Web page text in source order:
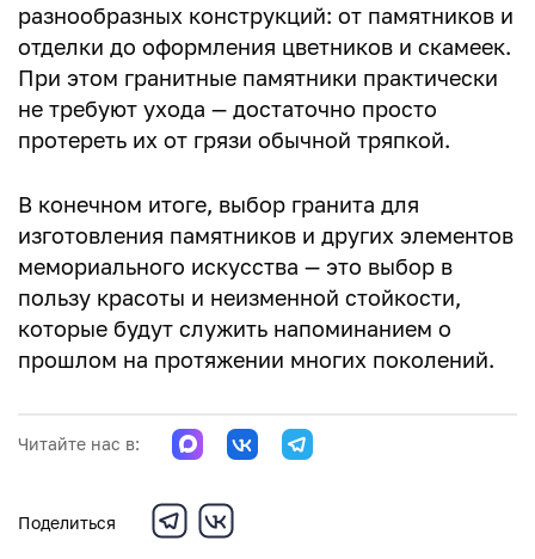
разнообразных конструкций: от памятников и
отделки до оформления цветников и скамеек.
При этом гранитные памятники практически
не требуют ухода — достаточно просто
протереть их от грязи обычной тряпкой.
В конечном итоге, выбор гранита для
изготовления памятников и других элементов
мемориального искусства — это выбор в
пользу красоты и неизменной стойкости,
которые будут служить напоминанием о
прошлом на протяжении многих поколений.
Читайте нас в:
Поделиться